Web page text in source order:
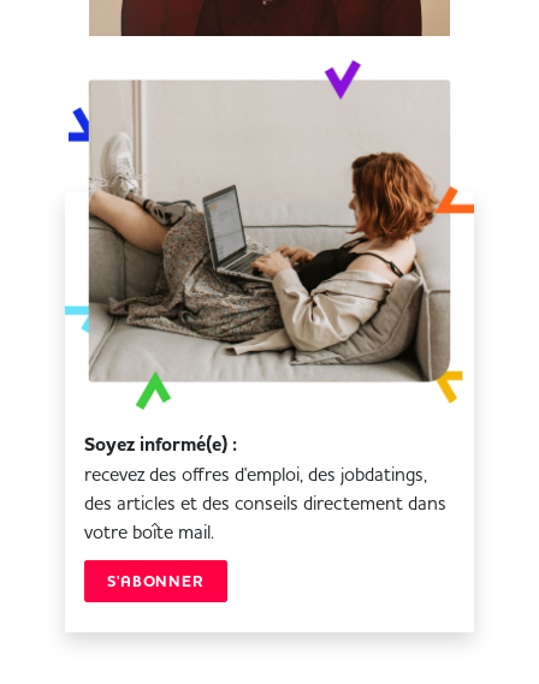
Soyez informé(e) :
recevez des offres d'emploi, des jobdatings,
des articles et des conseils directement dans
votre boîte mail.
S'ABONNER